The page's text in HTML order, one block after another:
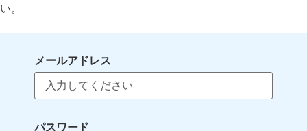
い。
メールアドレス
パスワード